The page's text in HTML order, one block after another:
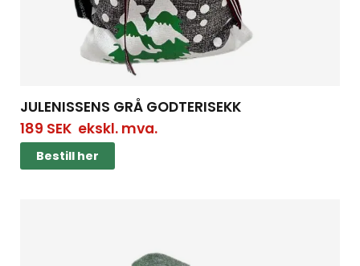
JULENISSENS GRÅ GODTERISEKK
189 SEKekskl. mva.
Bestill her